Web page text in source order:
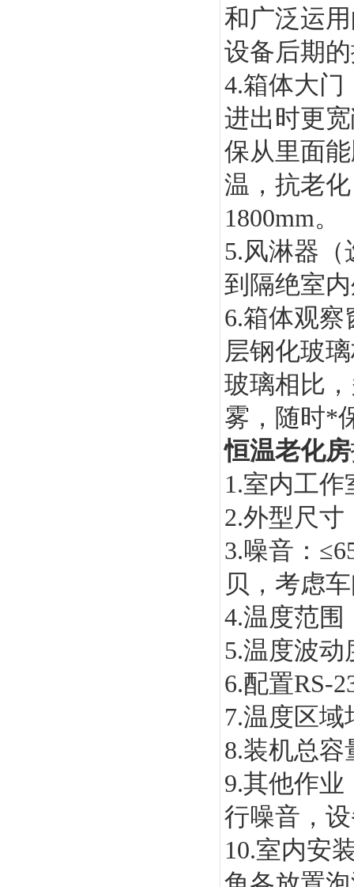
和广泛运
设备后期
4.箱体大
进出时更
保从里面
温，抗老
1800mm。
5.风淋器
到隔绝室
6.箱体观
层钢化玻
玻璃相比
雾，随时*
恒温老化房
1.室内工作
2.外型尺
3.噪音：
贝，考虑
4.温度范
5.温度波动
6.配置RS-
7.温度区域
8.装机总容
9.其他作
行噪音，
10.室内安